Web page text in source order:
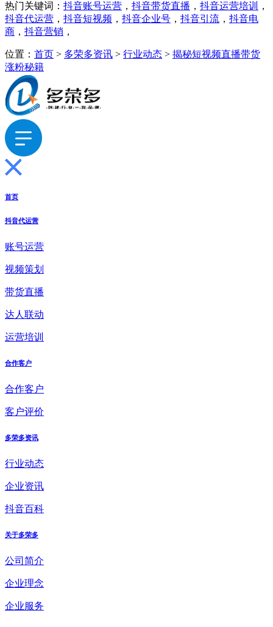
热门关键词： 抖音账号运营 ， 抖音带货直播 ， 抖音运营培训
，
抖音代运营 ， 抖音短视频 ， 抖音企业号 ， 抖音引流 ， 抖音电
商 ， 抖音营销 ，
位置： 首页 > 多荣多资讯 > 行业动态 > 揭秘短视频直播带货
涨粉秘籍
首页
抖音代运营
账号运营
视频策划
带货直播
达人联动
运营培训
合作客户
合作客户
客户评价
多荣多资讯
行业动态
企业资讯
抖音百科
关于多荣多
公司简介
企业理念
企业服务